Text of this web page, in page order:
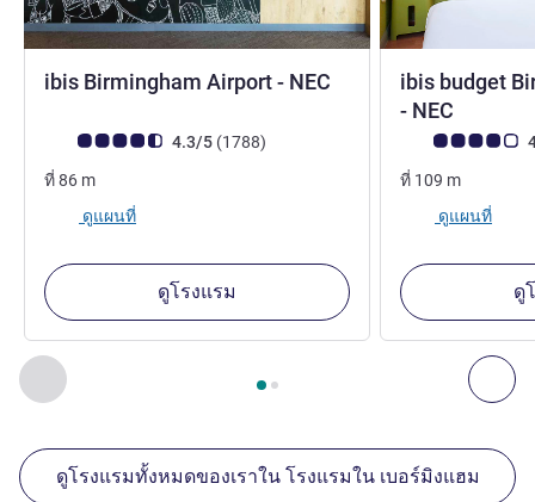
ก่อนหน้า - สถานประกอบการอื่นของเราที่อยู่ใกล้เคียง ถั
หน้า1 , สถานประกอบการอื่นของเราที่อยู่ใกล้เคียง 1 :,
ibis Birmingham Airport - NEC
คะแนนความคิดเห็นจากแขก (เรทติ้งบน ALL)
4.3/5 (1788รีวิว รายการ
)
ที่86 m
ดูแผนที่
ดูโรงแรม
ibis budget
- NEC
คะแนนความคิดเ
ที่ 109 m
ดูแผนที่
ดู
ดูโรงแรมทั้งหมดของเราใน โรงแรมใน เบอร์มิงแฮม